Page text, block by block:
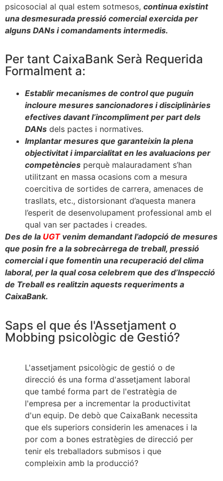
psicosocial al qual estem sotmesos, continua existint
una desmesurada pressió comercial exercida per
alguns DANs i comandaments intermedis.
Per tant CaixaBank Serà Requerida
Formalment a:
Establir mecanismes de control que puguin
incloure mesures sancionadores i disciplinàries
efectives davant l’incompliment per part dels
DANs dels pactes i normatives.
Implantar mesures que garanteixin la plena
objectivitat i imparcialitat en les avaluacions per
competències perquè malauradament s’han
utilitzant en massa ocasions com a mesura
coercitiva de sortides de carrera, amenaces de
trasllats, etc., distorsionant d’aquesta manera
l’esperit de desenvolupament professional amb el
qual van ser pactades i creades.
Des de la UGTvenim demandant l’adopció de mesures
que posin fre a la sobrecàrrega de treball, pressió
comercial i que fomentin una recuperació del clima
laboral, per la qual cosa celebrem que des d’Inspecció
de Treball es realitzin aquests requeriments a
CaixaBank.
Saps el que és l'Assetjament o
Mobbing psicològic de Gestió?
L'assetjament psicològic de gestió o de
direcció és una forma d'assetjament laboral
que també forma part de l'estratègia de
l'empresa per a incrementar la productivitat
d'un equip. De debò que CaixaBank necessita
que els superiors considerin les amenaces i la
por com a bones estratègies de direcció per
tenir els treballadors submisos i que
compleixin amb la producció?